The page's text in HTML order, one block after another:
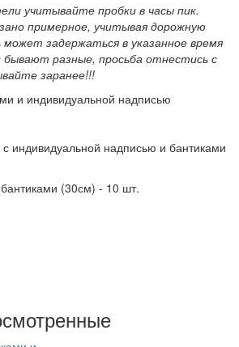
учитывайте пробки в часы пик.
примерное, учитывая дорожную
задержаться в указанное время
бывают разные, просьба отнестись с
заранее!!!
и индивидуальной надписью
индивидуальной надписью и бантиками
(30см) - 10 шт.